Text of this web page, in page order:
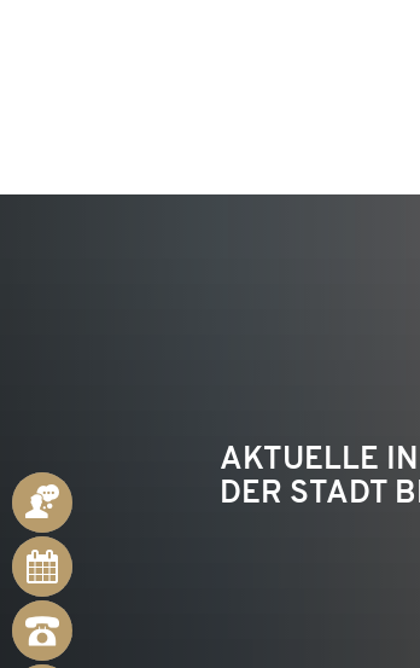
AKTUELLE
DER STADT
ANSPRECHPARTNER
ONLINE-
TERMINE
NOTRUFNUMMERN